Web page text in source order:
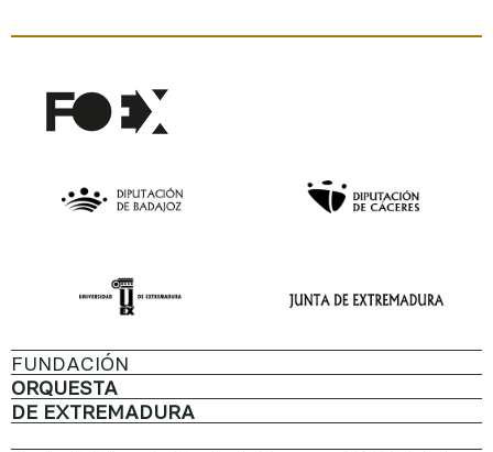
FUNDACIÓN
ORQUESTA
DE EXTREMADURA